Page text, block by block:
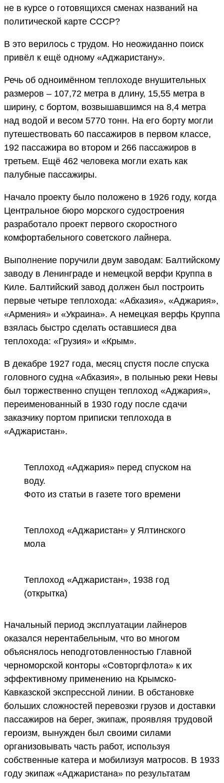
не в курсе о готовящихся сменах названий на
политической карте СССР?
В это верилось с трудом. Но неожиданно поиск
привёл к ещё одному «Аджаристану».
Речь об одноимённом теплоходе внушительных
размеров – 107,72 метра в длину, 15,55 метра в
ширину, с бортом, возвышавшимся на 8,4 метра
над водой и весом 5770 тонн. На его борту могли
путешествовать 60 пассажиров в первом классе,
192 пассажира во втором и 266 пассажиров в
третьем. Ещё 462 человека могли ехать как
палубные пассажиры.
Начало проекту было положено в 1926 году, когда
Центральное бюро морского судостроения
разработало проект первого скоростного
комфортабельного советского лайнера.
Выполнение поручили двум заводам: Балтийскому
заводу в Ленинграде и немецкой верфи Круппа в
Киле. Балтийский завод должен был построить
первые четыре теплохода: «Абхазия», «Аджария»,
«Армения» и «Украина». А немецкая верфь Круппа
взялась быстро сделать оставшиеся два
теплохода: «Грузия» и «Крым».
В декабре 1927 года, месяц спустя после спуска
головного судна «Абхазия», в полынью реки Невы
был торжественно спущен теплоход «Аджария»,
переименованный в 1930 году после сдачи
заказчику портом приписки теплохода в
«Аджаристан».
Теплоход «Аджария» перед спуском на
воду.
Фото из статьи в газете того времени
Теплоход «Аджаристан» у Ялтинского
мола
Теплоход «Аджаристан», 1938 год
(открытка)
Начальный период эксплуатации лайнеров
оказался нерентабельным, что во многом
объяснялось неподготовленностью Главной
черноморской конторы «Совторгфлота» к их
эффективному применению на Крымско-
Кавказской экспрессной линии. В обстановке
больших сложностей перевозки грузов и доставки
пассажиров на берег, экипаж, проявляя трудовой
героизм, вынужден был своими силами
организовывать часть работ, используя
собственные катера и мобилизуя матросов. В 1933
году экипаж «Аджаристана» по результатам